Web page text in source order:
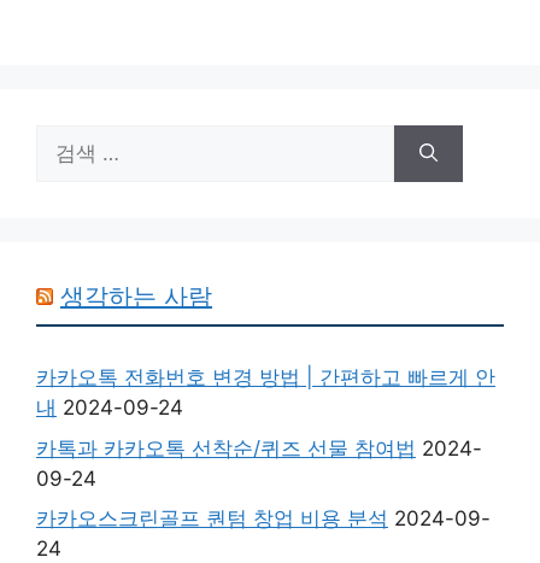
색:
생각하는 사람
카카오톡 전화번호 변경 방법 | 간편하고 빠르게 안
내 2024-09-24
카톡과 카카오톡 선착순/퀴즈 선물 참여법 2024-
09-24
카카오스크린골프 퀀텀 창업 비용 분석 2024-09-
24